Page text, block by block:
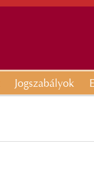
Jogszabályok